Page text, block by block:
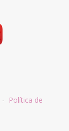
- Política de